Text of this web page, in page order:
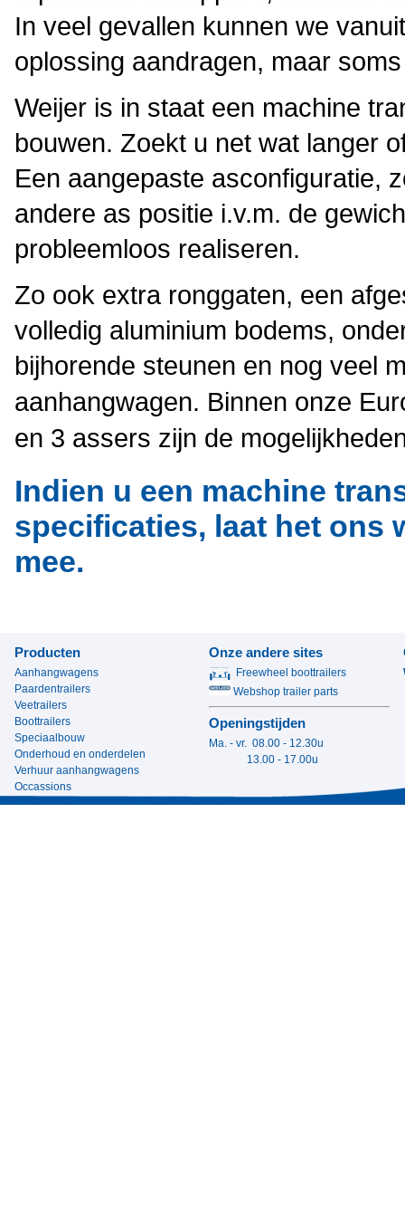
In veel gevallen kunnen we
oplossing aandragen, maar
Weijer is in staat een machine
bouwen. Zoekt u net wat langer
Een aangepaste asconfiguratie,
andere as positie i.v.m. de
probleemloos realiseren.
Zo ook extra ronggaten, een
volledig aluminium bodems,
bijhorende steunen en nog veel
aanhangwagen. Binnen onze
en 3 assers zijn de
Indien u een machine
specificaties, laat het ons
mee.
Producten
Aanhangwagens
Paardentrailers
Veetrailers
Boottrailers
Speciaalbouw
Onderhoud en onderdelen
Verhuur aanhangwagens
Occassions
Onze andere sites
Freewheel boottrailers
Webshop trailer parts
Openingstijden
Ma. - vr. 08.00 - 12.30u
13.00 - 17.00u